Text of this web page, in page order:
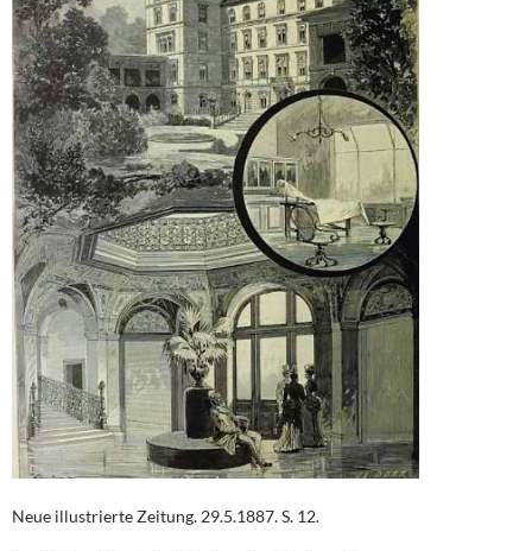
Neue illustrierte Zeitung. 29.5.1887. S. 12.